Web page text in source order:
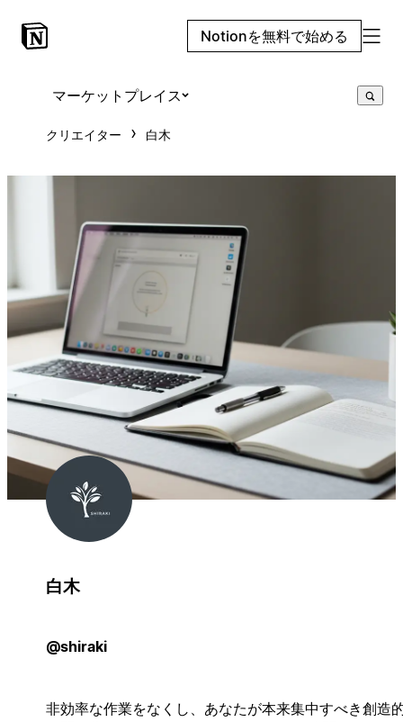
Notionを無料で始める
マーケットプレイス
クリエイター 白木
白木
@shiraki
非効率な作業をなくし、あなたが本来集中すべき創造